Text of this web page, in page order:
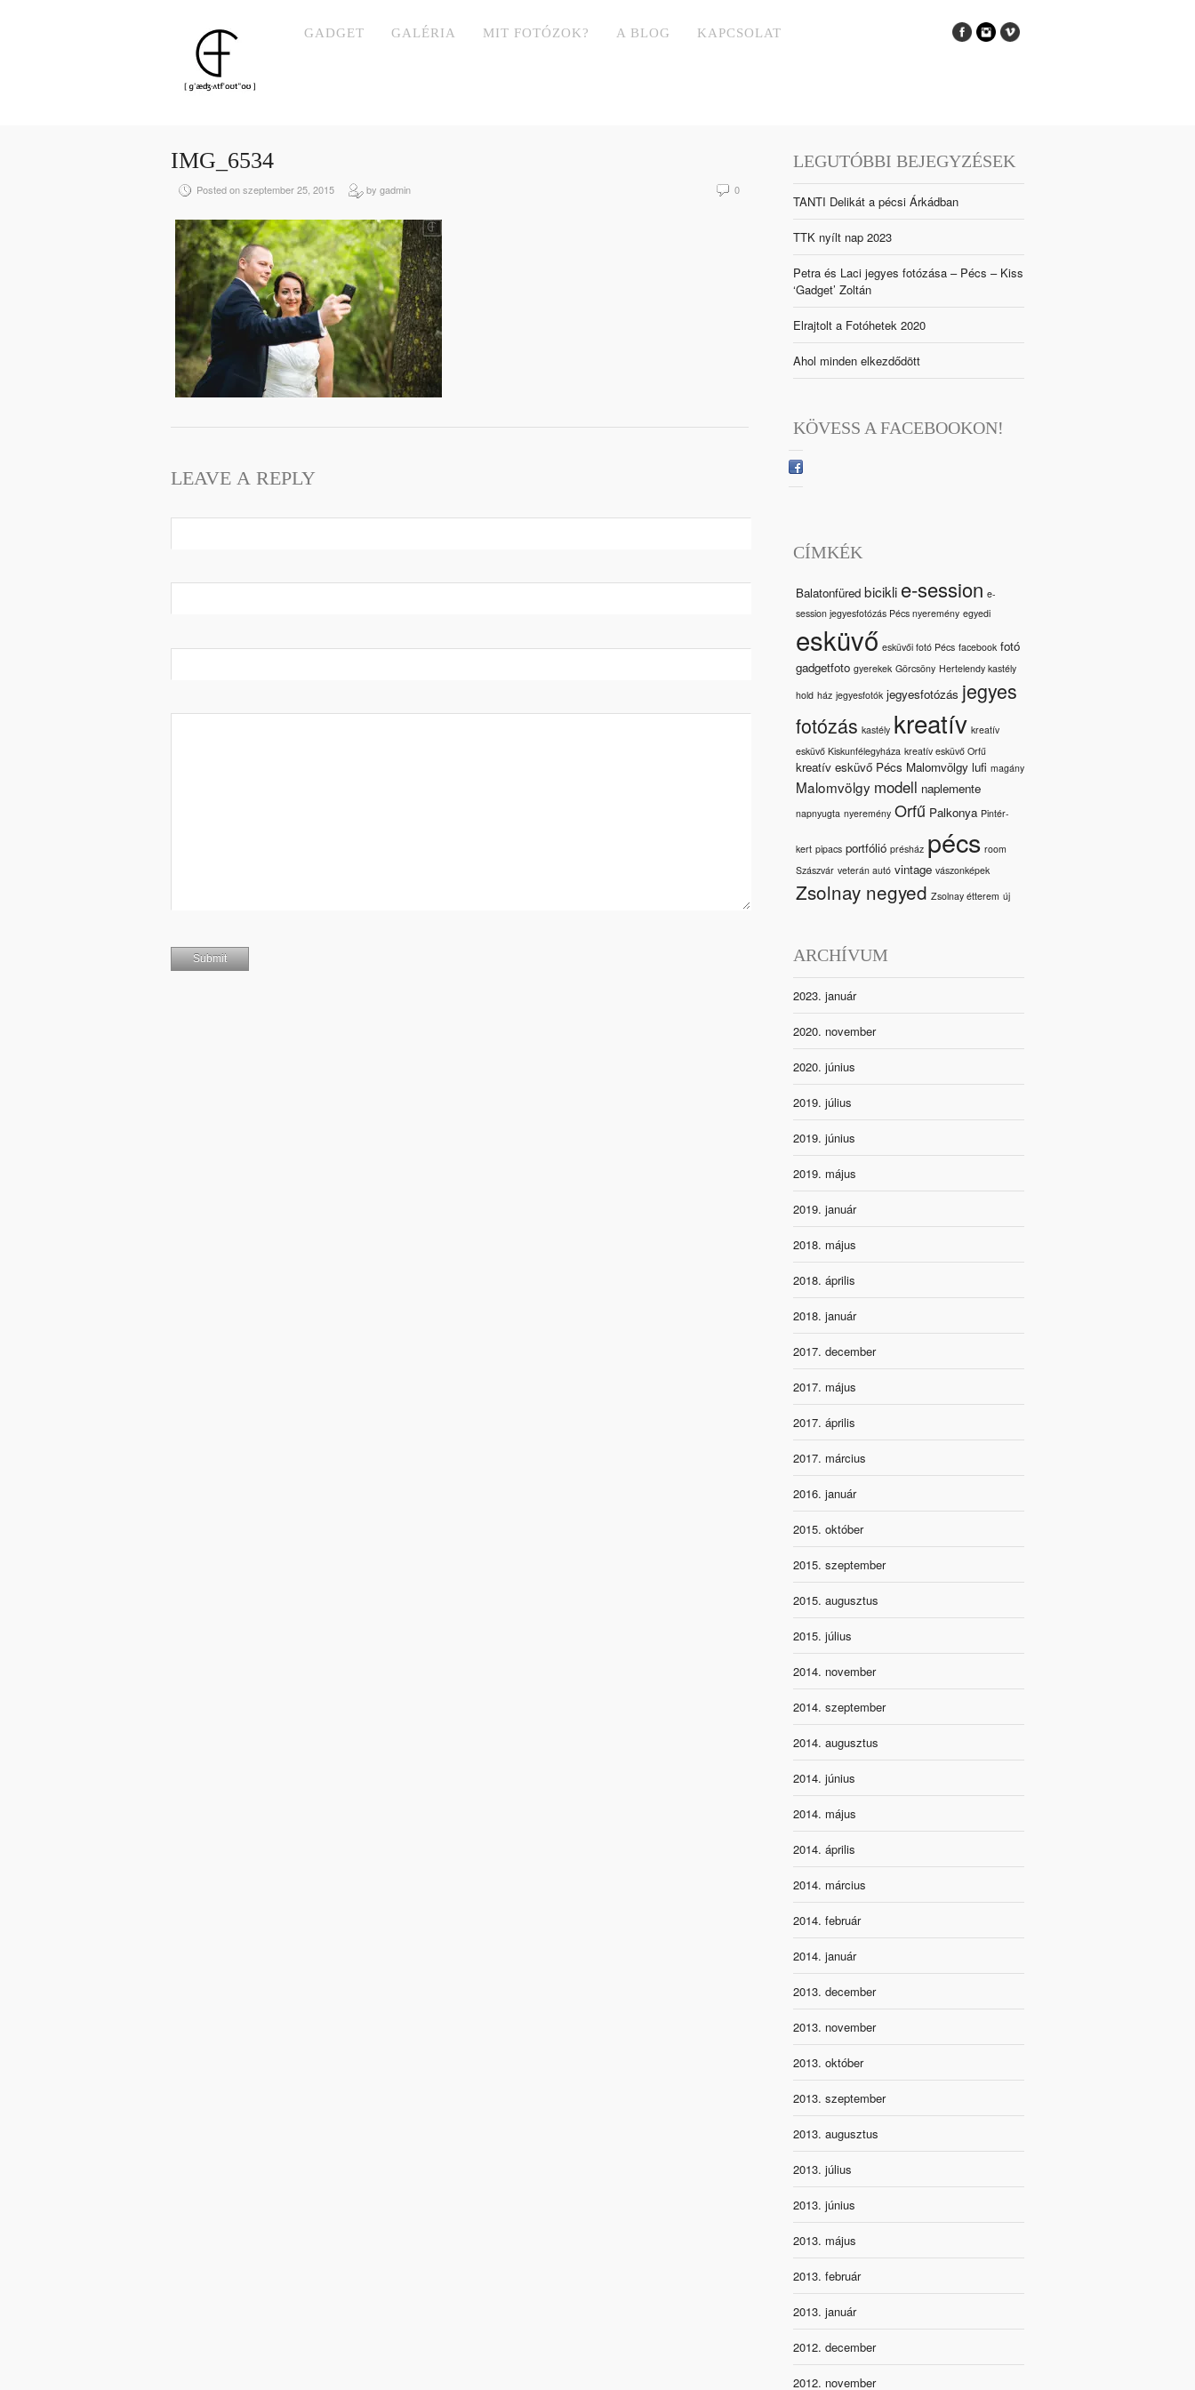
GADGET GALÉRIA MIT FOTÓZOK? A BLOG KAPCSOLAT
IMG_6534
Posted on szeptember 25, 2015 by gadmin 0
LEAVE A REPLY
LEGUTÓBBI BEJEGYZÉSEK
TANTI Delikát a pécsi Árkádban
TTK nyílt nap 2023
Petra és Laci jegyes fotózása – Pécs – Kiss
‘Gadget’ Zoltán
Elrajtolt a Fotóhetek 2020
Ahol minden elkezdődött
KÖVESS A FACEBOOKON!
CÍMKÉK
Balatonfüred bicikli e-session e-
session jegyesfotózás Pécs nyeremény egyedi
esküvő esküvői fotó Pécs facebook fotó
gadgetfoto gyerekek Görcsöny Hertelendy kastély
hold ház jegyesfotók jegyesfotózás jegyes
fotózás kastély kreatív kreatív
esküvő Kiskunfélegyháza kreatív esküvő Orfű
kreatív esküvő Pécs Malomvölgy lufi magány
Malomvölgy modell naplemente
napnyugta nyeremény Orfű Palkonya Pintér-
kert pipacs portfólió présház pécs room
Szászvár veterán autó vintage vászonképek
Zsolnay negyed Zsolnay étterem új
ARCHÍVUM
2023. január
2020. november
2020. június
2019. július
2019. június
2019. május
2019. január
2018. május
2018. április
2018. január
2017. december
2017. május
2017. április
2017. március
2016. január
2015. október
2015. szeptember
2015. augusztus
2015. július
2014. november
2014. szeptember
2014. augusztus
2014. június
2014. május
2014. április
2014. március
2014. február
2014. január
2013. december
2013. november
2013. október
2013. szeptember
2013. augusztus
2013. július
2013. június
2013. május
2013. február
2013. január
2012. december
2012. november